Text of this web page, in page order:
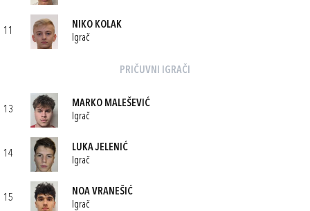
11
NIKO KOLAK
Igrač
PRIČUVNI IGRAČI
13
MARKO MALEŠEVIĆ
Igrač
14
LUKA JELENIĆ
Igrač
15
NOA VRANEŠIĆ
Igrač